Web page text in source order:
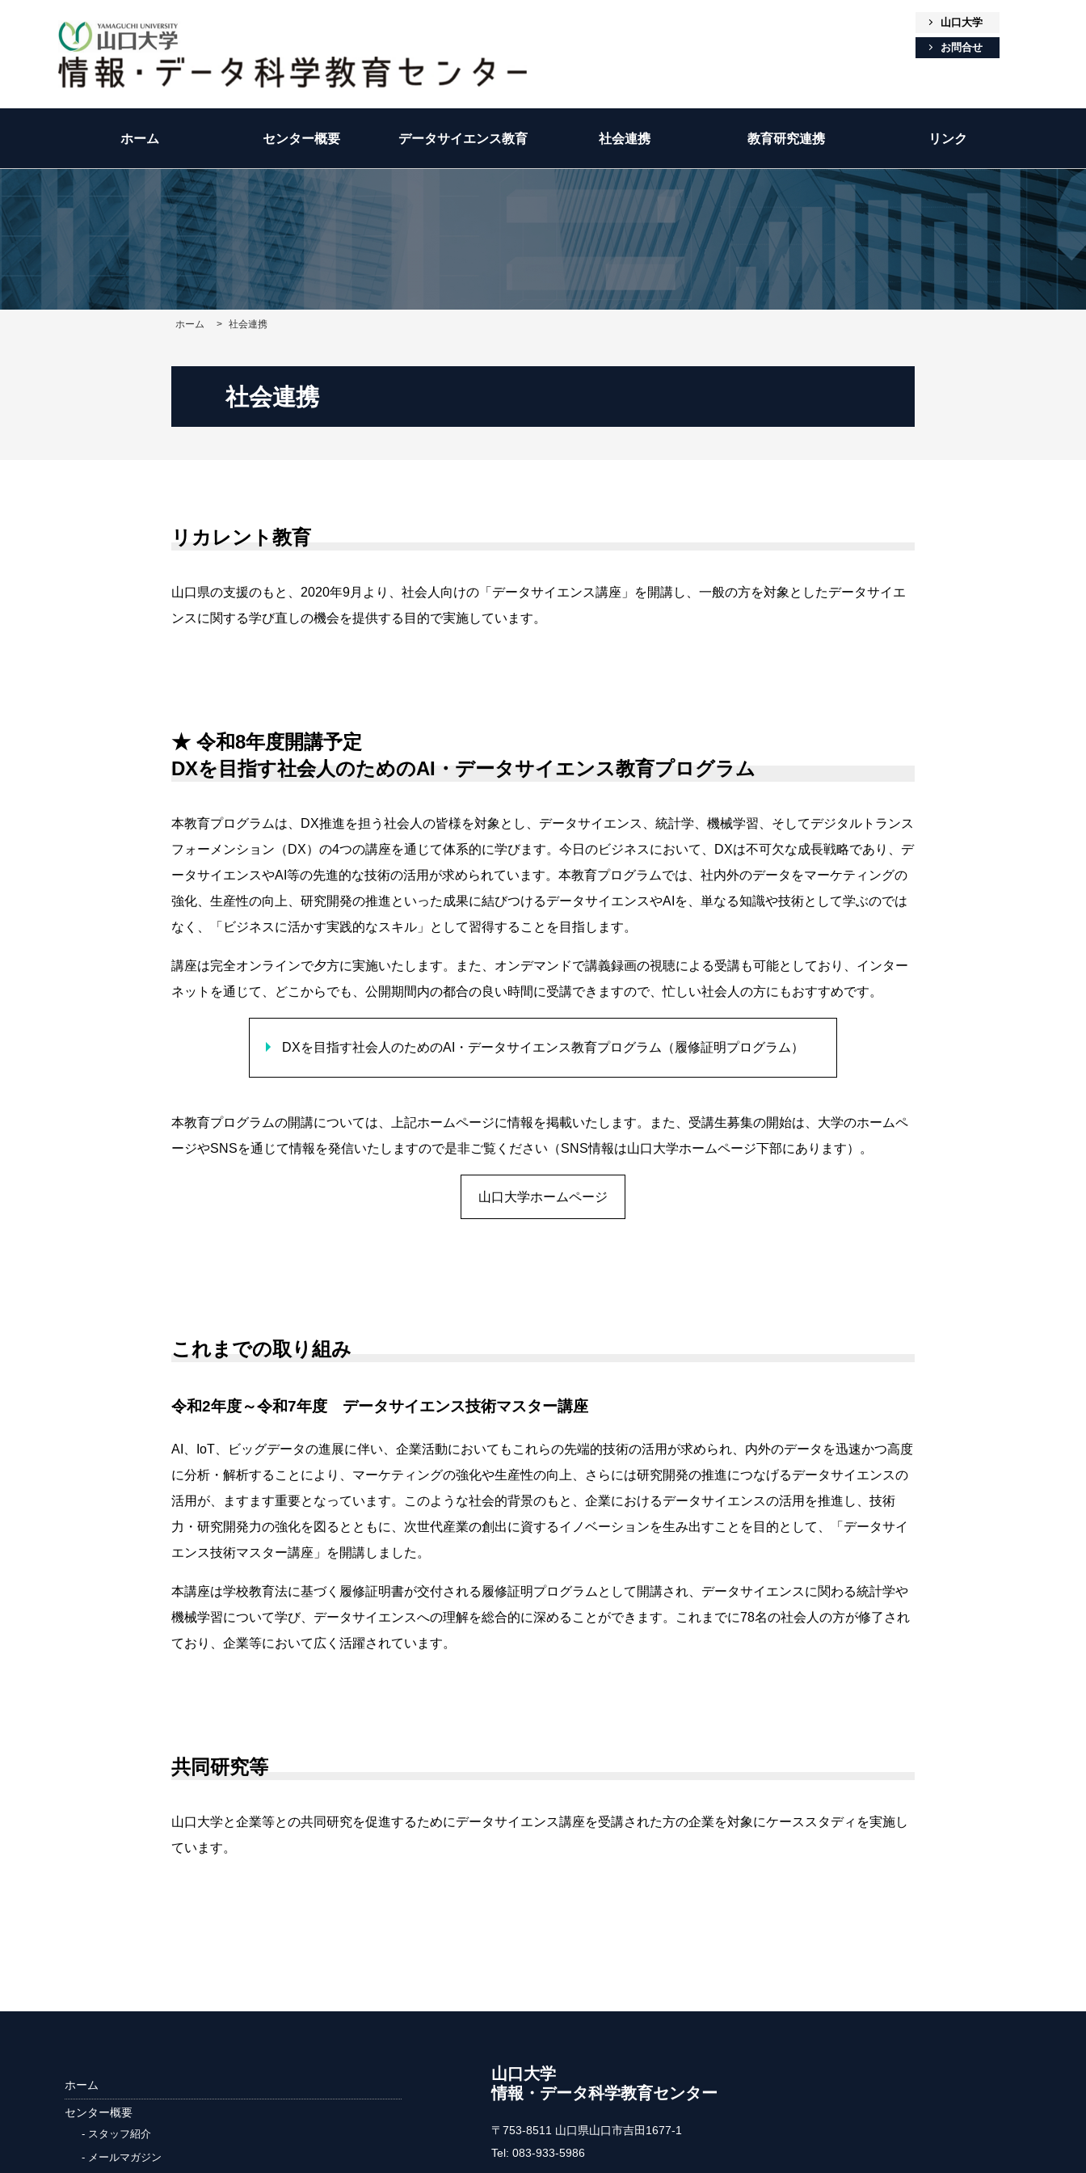
山口大学
お問合せ
ホーム センター概要 データサイエンス教育 社会連携 教育研究連携 リンク
ホーム > 社会連携
社会連携
リカレント教育
山口県の支援のもと、2020年9月より、社会人向けの「データサイエンス講座」を開講し、一般の方を対象としたデータサイエ
ンスに関する学び直しの機会を提供する目的で実施しています。
★ 令和8年度開講予定
DXを目指す社会人のためのAI・データサイエンス教育プログラム
本教育プログラムは、DX推進を担う社会人の皆様を対象とし、データサイエンス、統計学、機械学習、そしてデジタルトランス
フォーメンション（DX）の4つの講座を通じて体系的に学びます。今日のビジネスにおいて、DXは不可欠な成長戦略であり、デ
ータサイエンスやAI等の先進的な技術の活用が求められています。本教育プログラムでは、社内外のデータをマーケティングの
強化、生産性の向上、研究開発の推進といった成果に結びつけるデータサイエンスやAIを、単なる知識や技術として学ぶのでは
なく、「ビジネスに活かす実践的なスキル」として習得することを目指します。
講座は完全オンラインで夕方に実施いたします。また、オンデマンドで講義録画の視聴による受講も可能としており、インター
ネットを通じて、どこからでも、公開期間内の都合の良い時間に受講できますので、忙しい社会人の方にもおすすめです。
DXを目指す社会人のためのAI・データサイエンス教育プログラム（履修証明プログラム）
本教育プログラムの開講については、上記ホームページに情報を掲載いたします。また、受講生募集の開始は、大学のホームペ
ージやSNSを通じて情報を発信いたしますので是非ご覧ください（SNS情報は山口大学ホームページ下部にあります）。
山口大学ホームページ
これまでの取り組み
令和2年度～令和7年度 データサイエンス技術マスター講座
AI、IoT、ビッグデータの進展に伴い、企業活動においてもこれらの先端的技術の活用が求められ、内外のデータを迅速かつ高度
に分析・解析することにより、マーケティングの強化や生産性の向上、さらには研究開発の推進につなげるデータサイエンスの
活用が、ますます重要となっています。このような社会的背景のもと、企業におけるデータサイエンスの活用を推進し、技術
力・研究開発力の強化を図るとともに、次世代産業の創出に資するイノベーションを生み出すことを目的として、「データサイ
エンス技術マスター講座」を開講しました。
本講座は学校教育法に基づく履修証明書が交付される履修証明プログラムとして開講され、データサイエンスに関わる統計学や
機械学習について学び、データサイエンスへの理解を総合的に深めることができます。これまでに78名の社会人の方が修了され
ており、企業等において広く活躍されています。
共同研究等
山口大学と企業等との共同研究を促進するためにデータサイエンス講座を受講された方の企業を対象にケーススタディを実施し
ています。
ホーム
センター概要
スタッフ紹介
メールマガジン
山口大学
情報・データ科学教育センター
〒753-8511 山口県山口市吉田1677-1
Tel: 083-933-5986